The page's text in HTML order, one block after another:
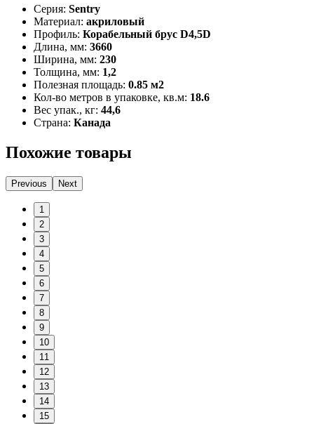
Серия: Sentry
Материал: акриловый
Профиль: Корабельный брус D4,5D
Длина, мм: 3660
Ширина, мм: 230
Толщина, мм: 1,2
Полезная площадь: 0.85 м2
Кол-во метров в упаковке, кв.м: 18.6
Вес упак., кг: 44,6
Страна: Канада
Похожие товары
Previous Next
1
2
3
4
5
6
7
8
9
10
11
12
13
14
15